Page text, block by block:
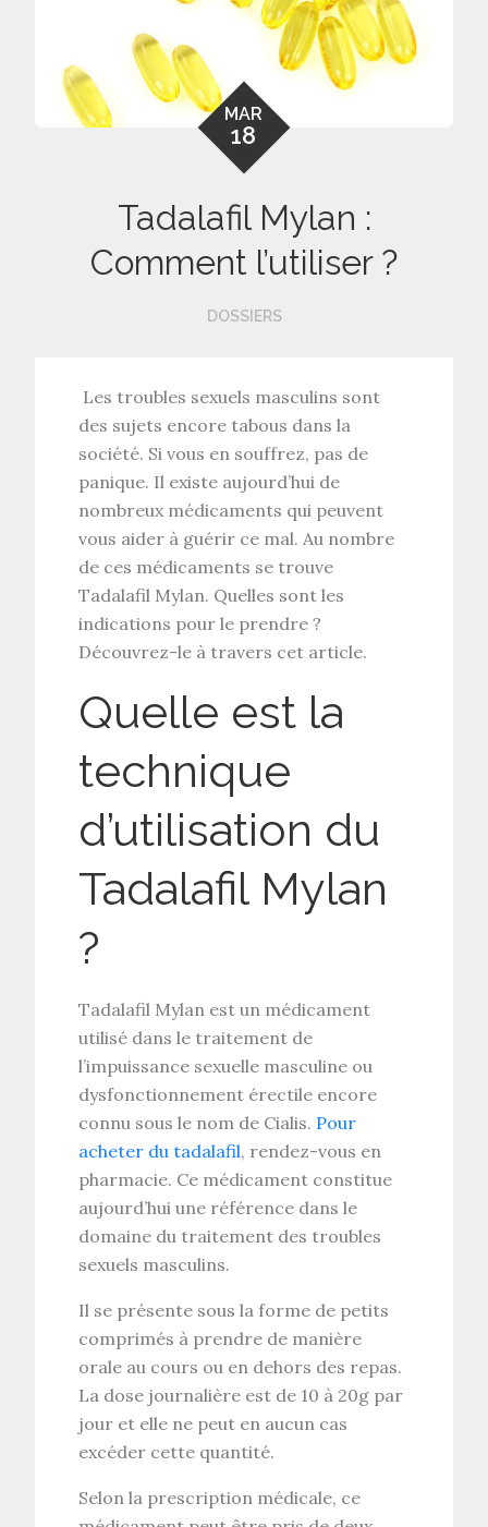
MAR
18
Tadalafil Mylan :
Comment l’utiliser ?
DOSSIERS
Les troubles sexuels masculins sont
des sujets encore tabous dans la
société. Si vous en souffrez, pas de
panique. Il existe aujourd’hui de
nombreux médicaments qui peuvent
vous aider à guérir ce mal. Au nombre
de ces médicaments se trouve
Tadalafil Mylan. Quelles sont les
indications pour le prendre ?
Découvrez-le à travers cet article.
Quelle est la
technique
d’utilisation du
Tadalafil Mylan
?
Tadalafil Mylan est un médicament
utilisé dans le traitement de
l’impuissance sexuelle masculine ou
dysfonctionnement érectile encore
connu sous le nom de Cialis. Pour
acheter du tadalafil, rendez-vous en
pharmacie. Ce médicament constitue
aujourd’hui une référence dans le
domaine du traitement des troubles
sexuels masculins.
Il se présente sous la forme de petits
comprimés à prendre de manière
orale au cours ou en dehors des repas.
La dose journalière est de 10 à 20g par
jour et elle ne peut en aucun cas
excéder cette quantité.
Selon la prescription médicale, ce